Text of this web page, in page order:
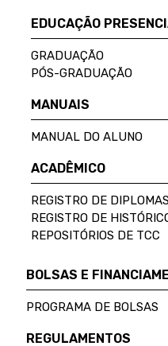
EDUCAÇÃO
GRADUAÇÃO
PÓS-GRADUAÇÃO
MANUAIS
MANUAL DO ALUNO
ACADÊMICO
REGISTRO DE DIPLOMAS
REGISTRO DE
REPOSITÓRIOS DE TCC
BOLSAS E
PROGRAMA DE BOLSAS
REGULAMENTOS